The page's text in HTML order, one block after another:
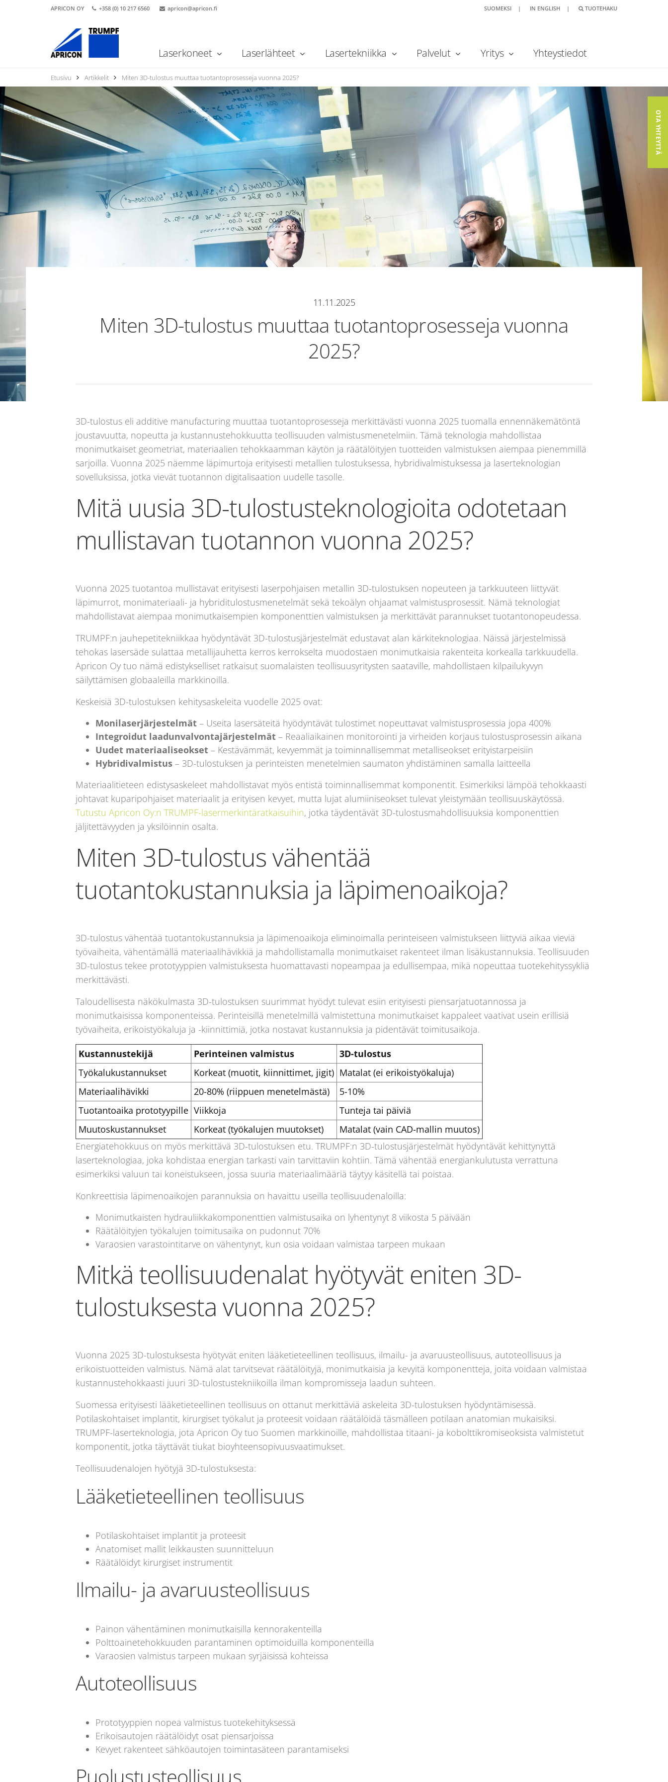
APRICON OY +358 (0) 10 217 6560 apricon@apricon.fi SUOMEKSI | IN ENGLISH | TUOTEHAKU
Laserkoneet Laserlähteet Lasertekniikka Palvelut Yritys Yhteystiedot
Etusivu Artikkelit Miten 3D-tulostus muuttaa tuotantoprosesseja vuonna 2025?
OTA YHTEYTTÄ
11.11.2025
Miten 3D-tulostus muuttaa tuotantoprosesseja vuonna
2025?
3D-tulostus eli additive manufacturing muuttaa tuotantoprosesseja merkittävästi vuonna 2025 tuomalla ennennäkemätöntä
joustavuutta, nopeutta ja kustannustehokkuutta teollisuuden valmistusmenetelmiin. Tämä teknologia mahdollistaa
monimutkaiset geometriat, materiaalien tehokkaamman käytön ja räätälöityjen tuotteiden valmistuksen aiempaa pienemmillä
sarjoilla. Vuonna 2025 näemme läpimurtoja erityisesti metallien tulostuksessa, hybridivalmistuksessa ja laserteknologian
sovelluksissa, jotka vievät tuotannon digitalisaation uudelle tasolle.
Mitä uusia 3D-tulostusteknologioita odotetaan
mullistavan tuotannon vuonna 2025?
Vuonna 2025 tuotantoa mullistavat erityisesti laserpohjaisen metallin 3D-tulostuksen nopeuteen ja tarkkuuteen liittyvät
läpimurrot, monimateriaali- ja hybriditulostusmenetelmät sekä tekoälyn ohjaamat valmistusprosessit. Nämä teknologiat
mahdollistavat aiempaa monimutkaisempien komponenttien valmistuksen ja merkittävät parannukset tuotantonopeudessa.
TRUMPF:n jauhepetitekniikkaa hyödyntävät 3D-tulostusjärjestelmät edustavat alan kärkiteknologiaa. Näissä järjestelmissä
tehokas lasersäde sulattaa metallijauhetta kerros kerrokselta muodostaen monimutkaisia rakenteita korkealla tarkkuudella.
Apricon Oy tuo nämä edistykselliset ratkaisut suomalaisten teollisuusyritysten saataville, mahdollistaen kilpailukyvyn
säilyttämisen globaaleilla markkinoilla.
Keskeisiä 3D-tulostuksen kehitysaskeleita vuodelle 2025 ovat:
Monilaserjärjestelmät – Useita lasersäteitä hyödyntävät tulostimet nopeuttavat valmistusprosessia jopa 400%
Integroidut laadunvalvontajärjestelmät – Reaaliaikainen monitorointi ja virheiden korjaus tulostusprosessin aikana
Uudet materiaaliseokset – Kestävämmät, kevyemmät ja toiminnallisemmat metalliseokset erityistarpeisiin
Hybridivalmistus – 3D-tulostuksen ja perinteisten menetelmien saumaton yhdistäminen samalla laitteella
Materiaalitieteen edistysaskeleet mahdollistavat myös entistä toiminnallisemmat komponentit. Esimerkiksi lämpöä tehokkaasti
johtavat kuparipohjaiset materiaalit ja erityisen kevyet, mutta lujat alumiiniseokset tulevat yleistymään teollisuuskäytössä.
Tutustu Apricon Oy:n TRUMPF-lasermerkintäratkaisuihin, jotka täydentävät 3D-tulostusmahdollisuuksia komponenttien
jäljitettävyyden ja yksilöinnin osalta.
Miten 3D-tulostus vähentää
tuotantokustannuksia ja läpimenoaikoja?
3D-tulostus vähentää tuotantokustannuksia ja läpimenoaikoja eliminoimalla perinteiseen valmistukseen liittyviä aikaa vieviä
työvaiheita, vähentämällä materiaalihävikkiä ja mahdollistamalla monimutkaiset rakenteet ilman lisäkustannuksia. Teollisuuden
3D-tulostus tekee prototyyppien valmistuksesta huomattavasti nopeampaa ja edullisempaa, mikä nopeuttaa tuotekehityssykliä
merkittävästi.
Taloudellisesta näkökulmasta 3D-tulostuksen suurimmat hyödyt tulevat esiin erityisesti piensarjatuotannossa ja
monimutkaisissa komponenteissa. Perinteisillä menetelmillä valmistettuna monimutkaiset kappaleet vaativat usein erillisiä
työvaiheita, erikoistyökaluja ja -kiinnittimiä, jotka nostavat kustannuksia ja pidentävät toimitusaikoja.
Kustannustekijä Perinteinen valmistus
3D-tulostus
Työkalukustannukset
Korkeat (muotit, kiinnittimet, jigit) Matalat (ei erikoistyökaluja)
Materiaalihävikki
20-80% (riippuen menetelmästä)
5-10%
Tuotantoaika prototyypille Viikkoja
Tunteja tai päiviä
Muutoskustannukset
Korkeat (työkalujen muutokset)
Matalat (vain CAD-mallin muutos)
Energiatehokkuus on myös merkittävä 3D-tulostuksen etu. TRUMPF:n 3D-tulostusjärjestelmät hyödyntävät kehittynyttä
laserteknologiaa, joka kohdistaa energian tarkasti vain tarvittaviin kohtiin. Tämä vähentää energiankulutusta verrattuna
esimerkiksi valuun tai koneistukseen, jossa suuria materiaalimääriä täytyy käsitellä tai poistaa.
Konkreettisia läpimenoaikojen parannuksia on havaittu useilla teollisuudenaloilla:
Monimutkaisten hydrauliikkakomponenttien valmistusaika on lyhentynyt 8 viikosta 5 päivään
Räätälöityjen työkalujen toimitusaika on pudonnut 70%
Varaosien varastointitarve on vähentynyt, kun osia voidaan valmistaa tarpeen mukaan
Mitkä teollisuudenalat hyötyvät eniten 3D-
tulostuksesta vuonna 2025?
Vuonna 2025 3D-tulostuksesta hyötyvät eniten lääketieteellinen teollisuus, ilmailu- ja avaruusteollisuus, autoteollisuus ja
erikoistuotteiden valmistus. Nämä alat tarvitsevat räätälöityjä, monimutkaisia ja kevyitä komponentteja, joita voidaan valmistaa
kustannustehokkaasti juuri 3D-tulostustekniikoilla ilman kompromisseja laadun suhteen.
Suomessa erityisesti lääketieteellinen teollisuus on ottanut merkittäviä askeleita 3D-tulostuksen hyödyntämisessä.
Potilaskohtaiset implantit, kirurgiset työkalut ja proteesit voidaan räätälöidä täsmälleen potilaan anatomian mukaisiksi.
TRUMPF-laserteknologia, jota Apricon Oy tuo Suomen markkinoille, mahdollistaa titaani- ja kobolttikromiseoksista valmistetut
komponentit, jotka täyttävät tiukat bioyhteensopivuusvaatimukset.
Teollisuudenalojen hyötyjä 3D-tulostuksesta:
Lääketieteellinen teollisuus
Potilaskohtaiset implantit ja proteesit
Anatomiset mallit leikkausten suunnitteluun
Räätälöidyt kirurgiset instrumentit
Ilmailu- ja avaruusteollisuus
Painon vähentäminen monimutkaisilla kennorakenteilla
Polttoainetehokkuuden parantaminen optimoiduilla komponenteilla
Varaosien valmistus tarpeen mukaan syrjäisissä kohteissa
Autoteollisuus
Prototyyppien nopea valmistus tuotekehityksessä
Erikoisautojen räätälöidyt osat piensarjoissa
Kevyet rakenteet sähköautojen toimintasäteen parantamiseksi
Puolustusteollisuus
OTA YHTEYTTÄ